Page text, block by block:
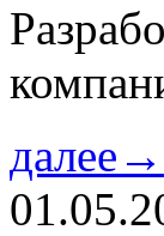
далее→